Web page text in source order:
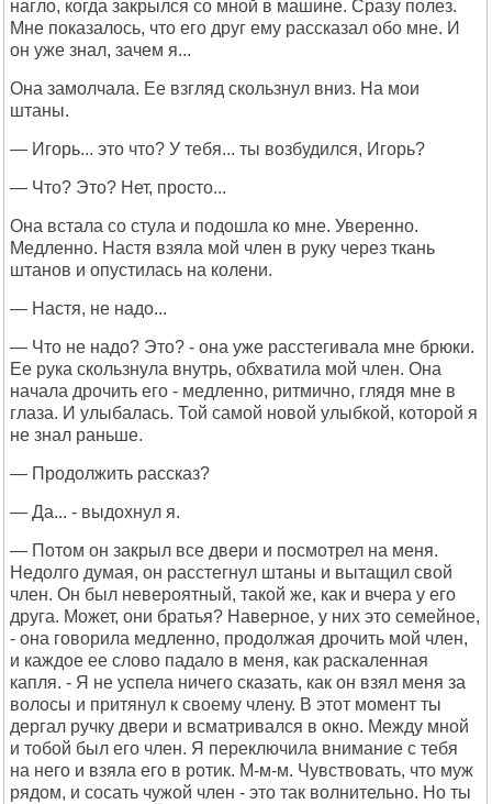
нагло, когда закрылся со мной в машине. Сразу полез.
Мне показалось, что его друг ему рассказал обо мне. И
он уже знал, зачем я...
Она замолчала. Ее взгляд скользнул вниз. На мои
штаны.
— Игорь... это что? У тебя... ты возбудился, Игорь?
— Что? Это? Нет, просто...
Она встала со стула и подошла ко мне. Уверенно.
Медленно. Настя взяла мой член в руку через ткань
штанов и опустилась на колени.
— Настя, не надо...
— Что не надо? Это? - она уже расстегивала мне брюки.
Ее рука скользнула внутрь, обхватила мой член. Она
начала дрочить его - медленно, ритмично, глядя мне в
глаза. И улыбалась. Той самой новой улыбкой, которой я
не знал раньше.
— Продолжить рассказ?
— Да... - выдохнул я.
— Потом он закрыл все двери и посмотрел на меня.
Недолго думая, он расстегнул штаны и вытащил свой
член. Он был невероятный, такой же, как и вчера у его
друга. Может, они братья? Наверное, у них это семейное,
- она говорила медленно, продолжая дрочить мой член,
и каждое ее слово падало в меня, как раскаленная
капля. - Я не успела ничего сказать, как он взял меня за
волосы и притянул к своему члену. В этот момент ты
дергал ручку двери и всматривался в окно. Между мной
и тобой был его член. Я переключила внимание с тебя
на него и взяла его в ротик. М-м-м. Чувствовать, что муж
рядом, и сосать чужой член - это так волнительно. Но ты